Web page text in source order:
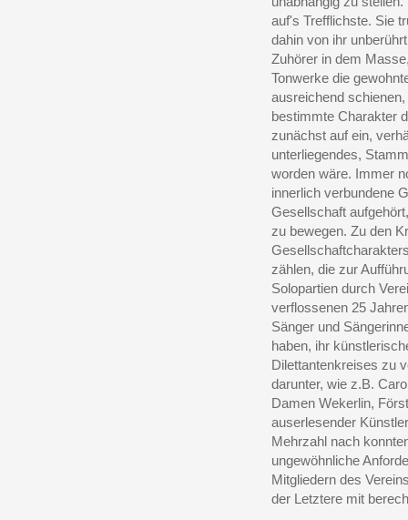
auf's Trefflichste. Sie
dahin von ihr
Zuhörer in dem
Tonwerke die
ausreichend
bestimmte Charakter
zunächst auf ein,
unterliegendes,
worden wäre. Immer
innerlich verbundene
Gesellschaft
zu bewegen. Zu den
zählen, die zur
Solopartien durch
verflossenen 25
Sänger und
haben, ihr
Dilettantenkreises zu
darunter, wie z.B.
Damen Wekerlin,
auserlesender
Mehrzahl nach
ungewöhnliche
Mitgliedern des
der Letztere mit